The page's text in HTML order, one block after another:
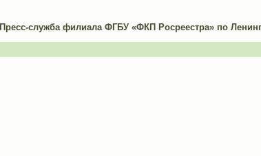
Пресс-служба филиала ФГБУ «ФКП Росреестра» по